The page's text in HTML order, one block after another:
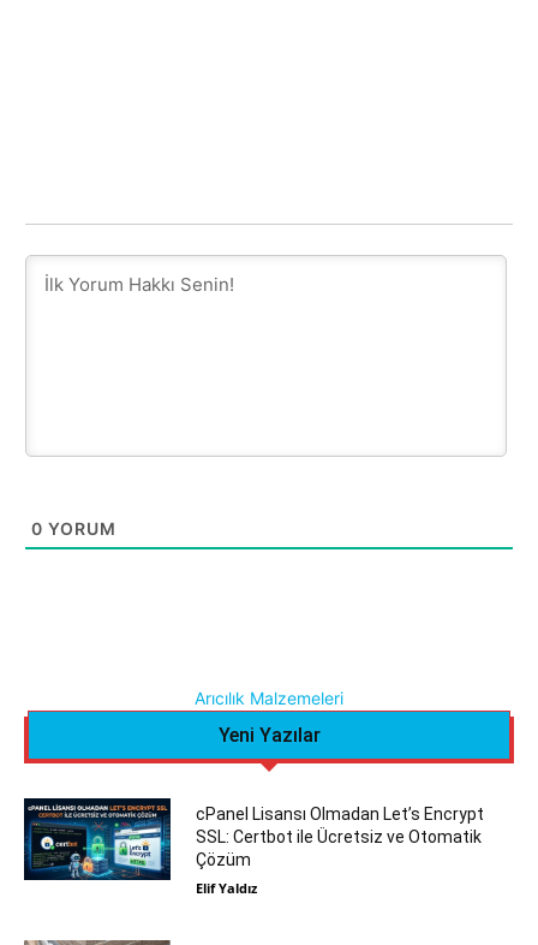
0 YORUM
Arıcılık Malzemeleri
Yeni Yazılar
cPanel Lisansı Olmadan Let’s Encrypt
SSL: Certbot ile Ücretsiz ve Otomatik
Çözüm
Elif Yaldız